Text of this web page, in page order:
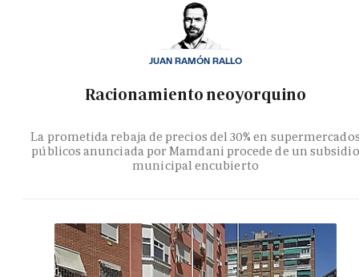
Racionamiento neoyorquino
La prometida rebaja de precios del 30% en
públicos anunciada por Mamdani procede de un subsidio
municipal encubierto
JUAN RAMÓN RALLO